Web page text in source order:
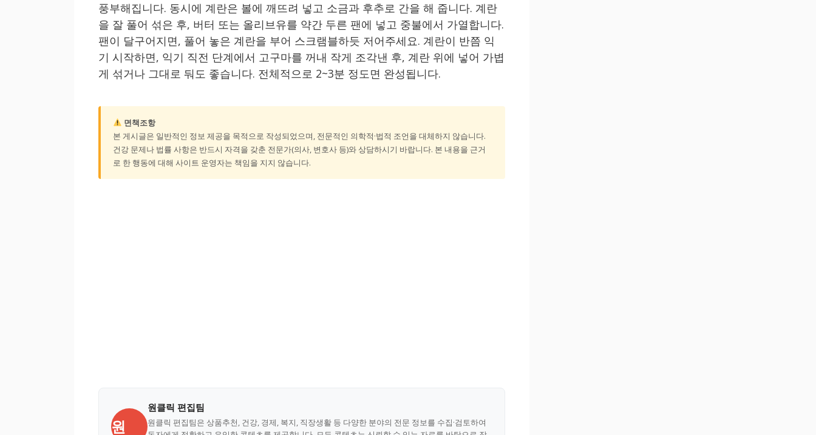
풍부해집니다. 동시에 계란은 볼에 깨뜨려 넣고 소금과 후추로 간을 해 줍니다. 계란
을 잘 풀어 섞은 후, 버터 또는 올리브유를 약간 두른 팬에 넣고 중불에서 가열합니다.
팬이 달구어지면, 풀어 놓은 계란을 부어 스크램블하듯 저어주세요. 계란이 반쯤 익
기 시작하면, 익기 직전 단계에서 고구마를 꺼내 작게 조각낸 후, 계란 위에 넣어 가볍
게 섞거나 그대로 둬도 좋습니다. 전체적으로 2~3분 정도면 완성됩니다.
면책조항
본 게시글은 일반적인 정보 제공을 목적으로 작성되었으며, 전문적인 의학적·법적 조언을 대체하지 않습니다.
건강 문제나 법률 사항은 반드시 자격을 갖춘 전문가(의사, 변호사 등)와 상담하시기 바랍니다. 본 내용을 근거
로 한 행동에 대해 사이트 운영자는 책임을 지지 않습니다.
원
원클릭 편집팀
원클릭 편집팀은 상품추천, 건강, 경제, 복지, 직장생활 등 다양한 분야의 전문 정보를 수집·검토하여